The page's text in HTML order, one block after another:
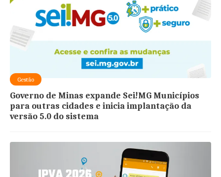
Gestão
Governo de Minas expande Sei!MG Municípios
para outras cidades e inicia implantação da
versão 5.0 do sistema